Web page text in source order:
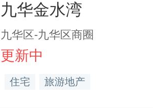
九华金水湾
九华区-九华区商圈
更新中
住宅 旅游地产